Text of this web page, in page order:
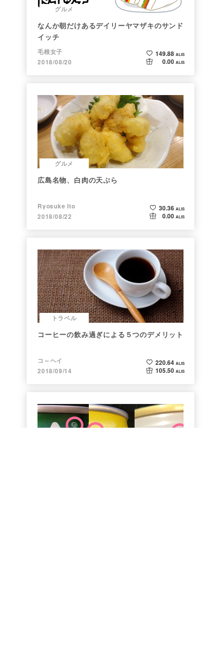
グルメ
なんか朝だけあるデイリーヤマザキのサンド
イッチ
毛根女子
2018/08/20
149.88 ALIS
0.00 ALIS
グルメ
広島名物、白肉の天ぷら
Ryosuke Ito
2018/08/22
30.36 ALIS
0.00 ALIS
トラベル
コーヒーの飲み過ぎによる５つのデメリット
コ～ヘイ
2018/09/14
220.64 ALIS
105.50 ALIS